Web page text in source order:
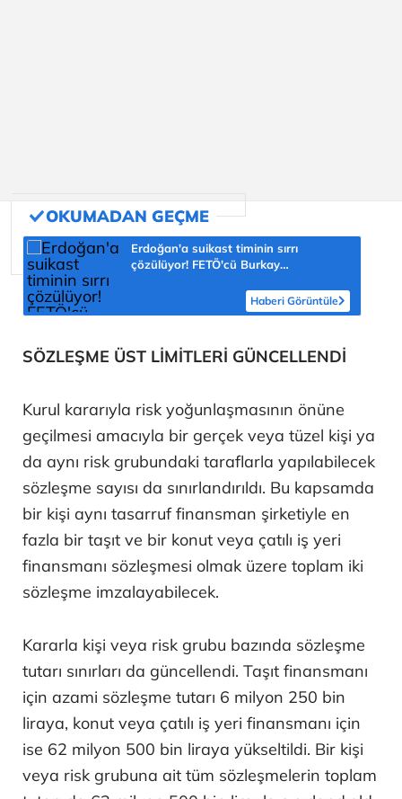
Erdoğan'a suikast timinin sırrı
çözülüyor! FETÖ'cü Burkay
Haberi Görüntüle
SÖZLEŞME ÜST LİMİTLERİ GÜNCELLENDİ
Kurul kararıyla risk yoğunlaşmasının önüne
geçilmesi amacıyla bir gerçek veya tüzel kişi ya
da aynı risk grubundaki taraflarla yapılabilecek
sözleşme sayısı da sınırlandırıldı. Bu kapsamda
bir kişi aynı tasarruf finansman şirketiyle en
fazla bir taşıt ve bir konut veya çatılı iş yeri
finansmanı sözleşmesi olmak üzere toplam iki
sözleşme imzalayabilecek.
Kararla kişi veya risk grubu bazında sözleşme
tutarı sınırları da güncellendi. Taşıt finansmanı
için azami sözleşme tutarı 6 milyon 250 bin
liraya, konut veya çatılı iş yeri finansmanı için
ise 62 milyon 500 bin liraya yükseltildi. Bir kişi
veya risk grubuna ait tüm sözleşmelerin toplam